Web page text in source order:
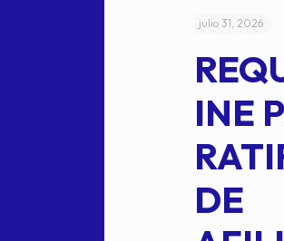
julio 31, 2026
INE
DE